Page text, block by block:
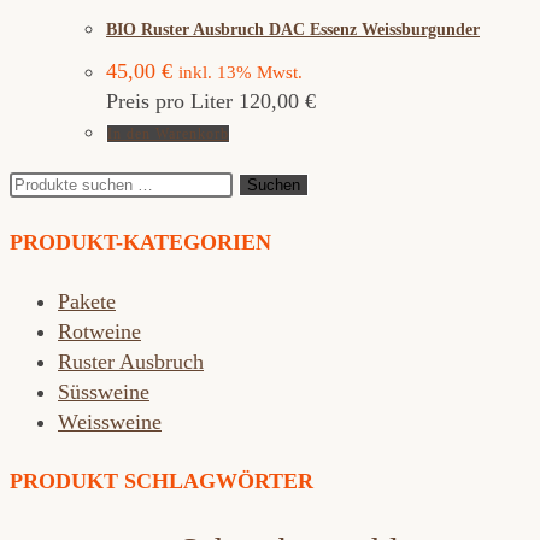
BIO Ruster Ausbruch DAC Essenz Weissburgunder
45,00 € inkl. 13% Mwst.
Preis pro Liter 120,00 €
In den Warenkorb
Suchen
Suchen
PRODUKT-KATEGORIEN
Pakete
Rotweine
Ruster Ausbruch
Süssweine
Weissweine
PRODUKT SCHLAGWÖRTER